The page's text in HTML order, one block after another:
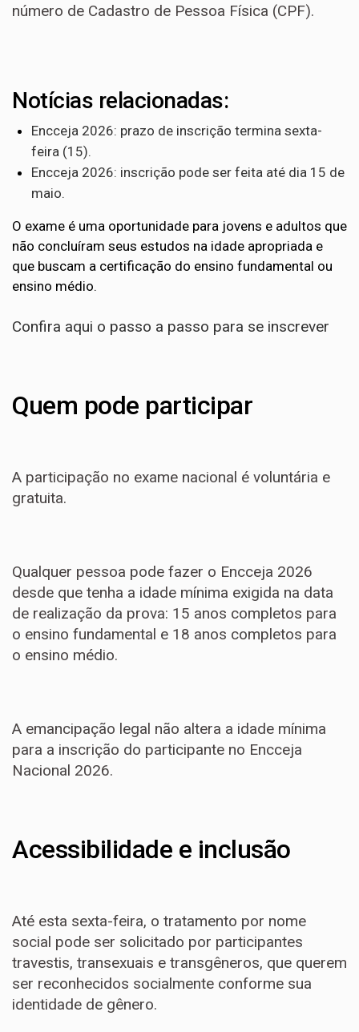
número de Cadastro de Pessoa Física (CPF).
Notícias relacionadas:
Encceja 2026: prazo de inscrição termina sexta-
feira (15).
Encceja 2026: inscrição pode ser feita até dia 15 de
maio.
O exame é uma oportunidade para jovens e adultos que
não concluíram seus estudos na idade apropriada e
que buscam a certificação do ensino fundamental ou
ensino médio.
Confira aqui o passo a passo para se inscrever
Quem pode participar
A participação no exame nacional é voluntária e
gratuita.
Qualquer pessoa pode fazer o Encceja 2026
desde que tenha a idade mínima exigida na data
de realização da prova: 15 anos completos para
o ensino fundamental e 18 anos completos para
o ensino médio.
A emancipação legal não altera a idade mínima
para a inscrição do participante no Encceja
Nacional 2026.
Acessibilidade e inclusão
Até esta sexta-feira, o tratamento por nome
social pode ser solicitado por participantes
travestis, transexuais e transgêneros, que querem
ser reconhecidos socialmente conforme sua
identidade de gênero.